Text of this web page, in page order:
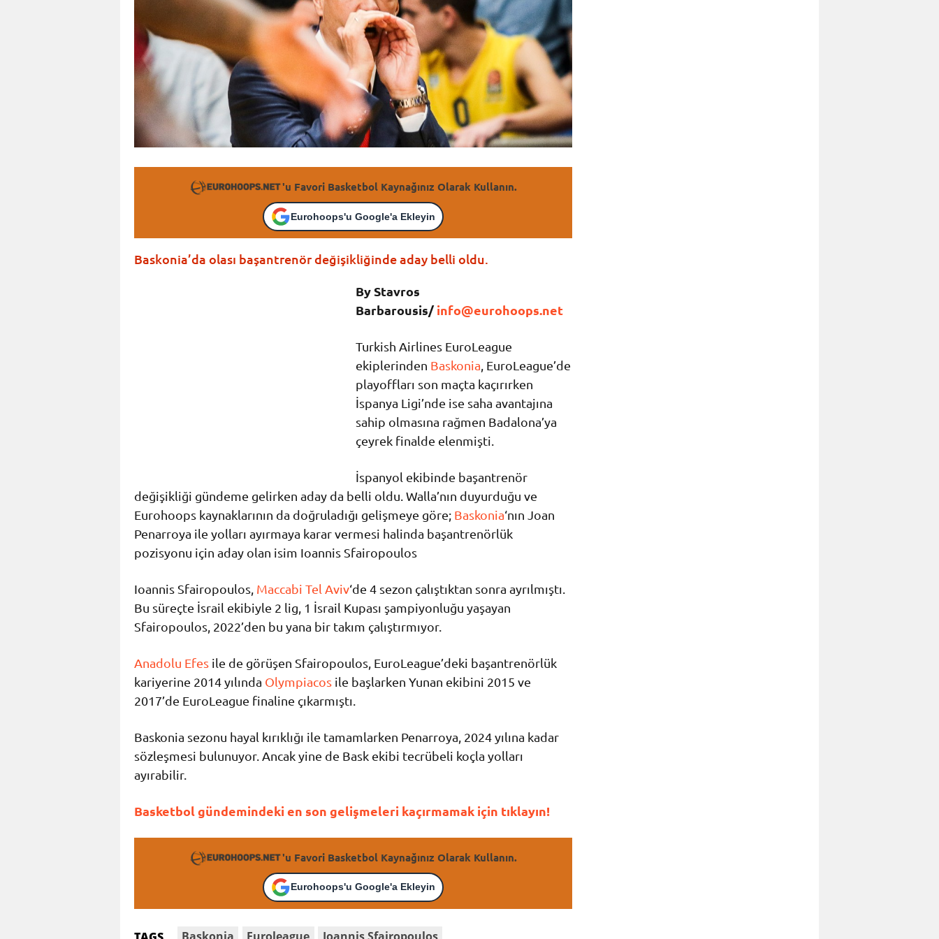
'u Favori Basketbol Kaynağınız Olarak Kullanın.
Eurohoops'u Google'a Ekleyin
Baskonia’da olası başantrenör değişikliğinde aday belli oldu.
By Stavros
Barbarousis/info@eurohoops.net
Turkish Airlines EuroLeague
ekiplerinden Baskonia , EuroLeague’de
playoffları son maçta kaçırırken
İspanya Ligi’nde ise saha avantajına
sahip olmasına rağmen Badalona’ya
çeyrek finalde elenmişti.
İspanyol ekibinde başantrenör
değişikliği gündeme gelirken aday da belli oldu. Walla’nın duyurduğu ve
Eurohoops kaynaklarının da doğruladığı gelişmeye göre; Baskonia‘nın Joan
Penarroya ile yolları ayırmaya karar vermesi halinda başantrenörlük
pozisyonu için aday olan isim Ioannis Sfairopoulos
Ioannis Sfairopoulos, Maccabi Tel Aviv‘de 4 sezon çalıştıktan sonra ayrılmıştı.
Bu süreçte İsrail ekibiyle 2 lig, 1 İsrail Kupası şampiyonluğu yaşayan
Sfairopoulos, 2022’den bu yana bir takım çalıştırmıyor.
Anadolu Efes ile de görüşen Sfairopoulos, EuroLeague’deki başantrenörlük
kariyerine 2014 yılında Olympiacos ile başlarken Yunan ekibini 2015 ve
2017’de EuroLeague finaline çıkarmıştı.
Baskonia sezonu hayal kırıklığı ile tamamlarken Penarroya, 2024 yılına kadar
sözleşmesi bulunuyor. Ancak yine de Bask ekibi tecrübeli koçla yolları
ayırabilir.
Basketbol gündemindeki en son gelişmeleri kaçırmamak için tıklayın!
'u Favori Basketbol Kaynağınız Olarak Kullanın.
Eurohoops'u Google'a Ekleyin